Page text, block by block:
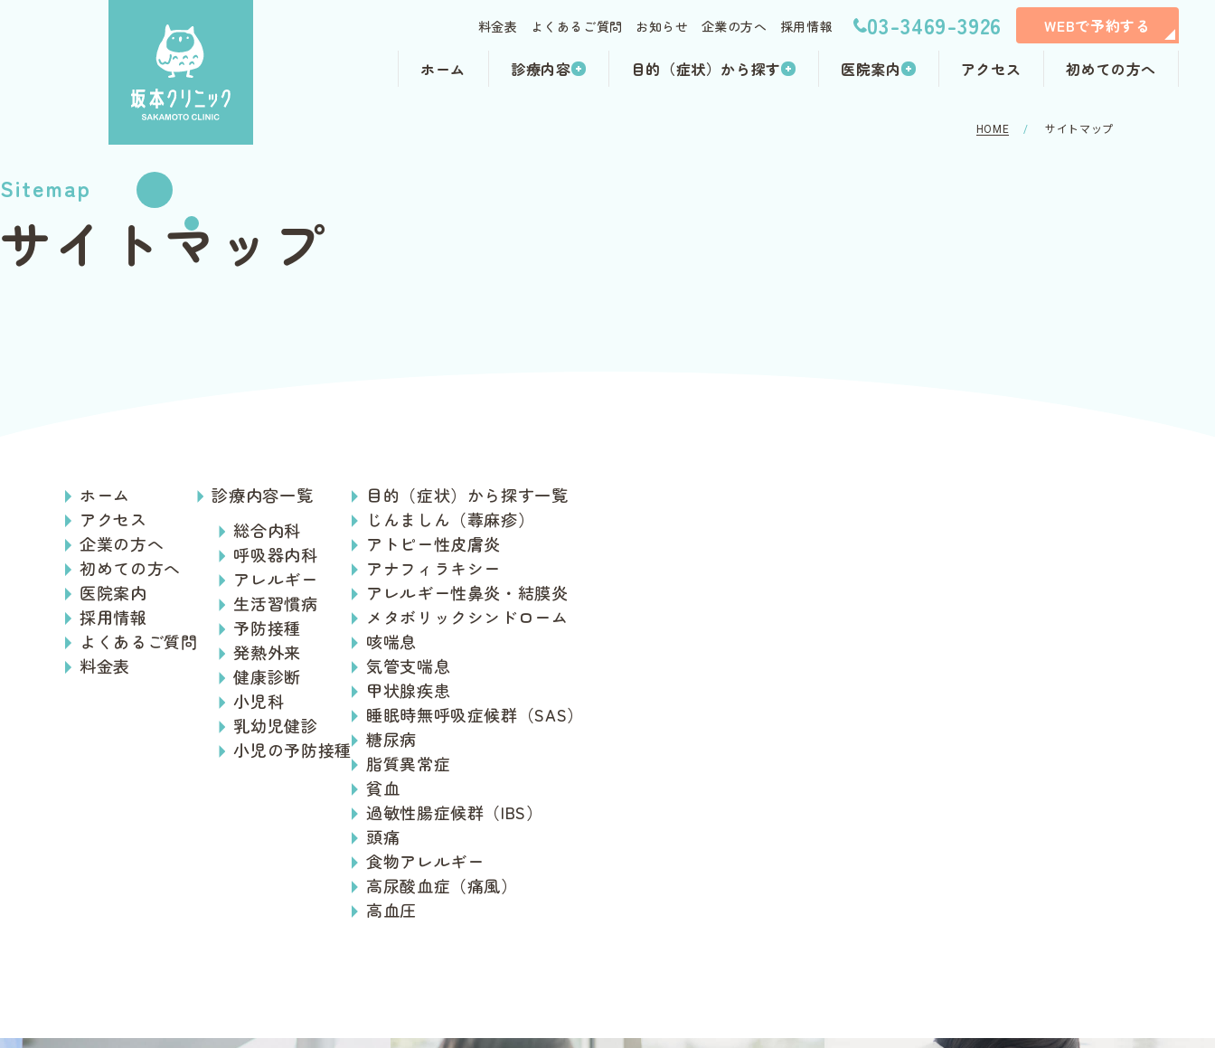
料金表 よくあるご質問 お知らせ 企業の方へ 採用情報 03-3469-3926
WEBで予約する
ホーム
診療内容 目的（症状）から探す 医院案内 アクセス 初めての方へ
HOME サイトマップ
Sitemap
サイトマップ
ホーム
アクセス
企業の方へ
初めての方へ
医院案内
採用情報
よくあるご質問
料金表
診療内容一覧
総合内科
呼吸器内科
アレルギー
生活習慣病
予防接種
発熱外来
健康診断
小児科
乳幼児健診
小児の予防接種
目的（症状）から探す一覧
じんましん（蕁麻疹）
アトピー性皮膚炎
アナフィラキシー
アレルギー性鼻炎・結膜炎
メタボリックシンドローム
咳喘息
気管支喘息
甲状腺疾患
睡眠時無呼吸症候群（SAS）
糖尿病
脂質異常症
貧血
過敏性腸症候群（IBS）
頭痛
食物アレルギー
高尿酸血症（痛風）
高血圧